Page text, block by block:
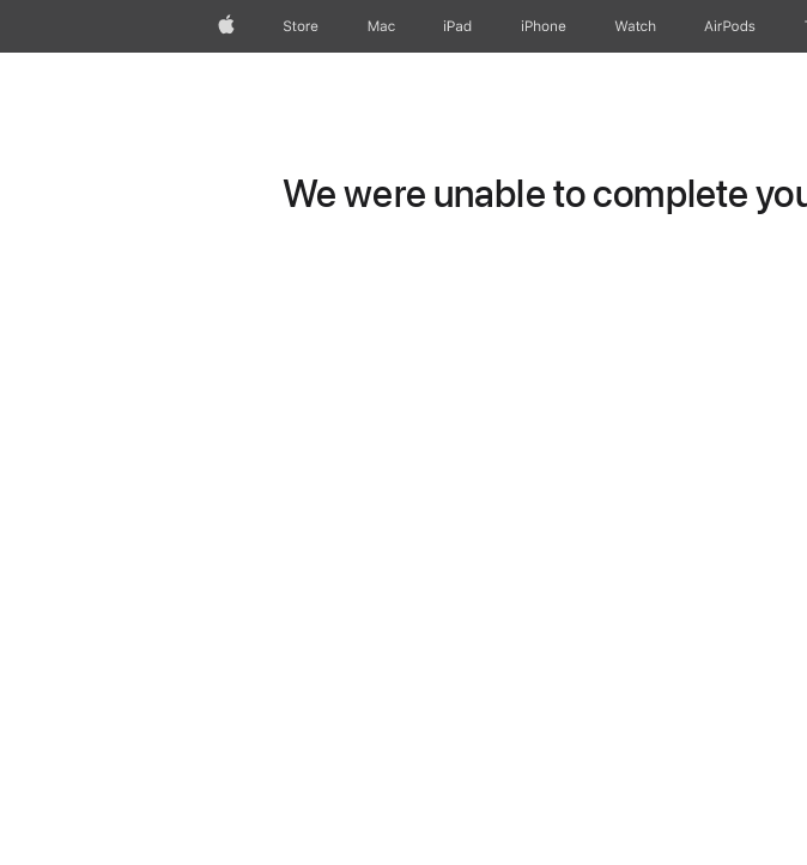
AppleStore Mac iPad iPhone Watch AirPods
We were unable to complete